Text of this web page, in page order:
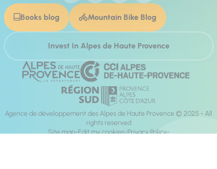
Books blog Mountain Bike Blog
Invest In Alpes de Haute Provence
Agence de développement des Alpes de Haute Provence © 2025 - All
rights reserved
Site map Edit my cookies Privacy Policy